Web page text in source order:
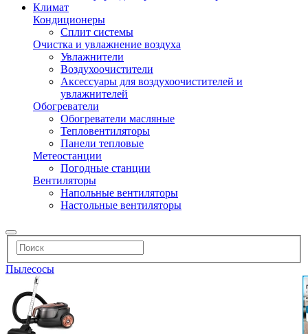
Климат
Кондиционеры
Сплит системы
Очистка и увлажнение воздуха
Увлажнители
Воздухоочистители
Аксессуары для воздухоочистителей и
увлажнителей
Обогреватели
Обогреватели масляные
Тепловентиляторы
Панели тепловые
Метеостанции
Погодные станции
Вентиляторы
Напольные вентиляторы
Настольные вентиляторы
Пылесосы